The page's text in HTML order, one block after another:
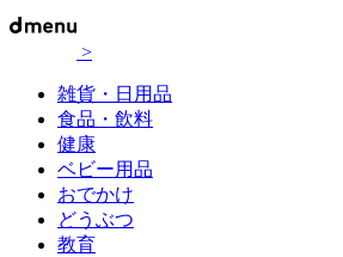
>
雑貨・日用品
食品・飲料
健康
ベビー用品
おでかけ
どうぶつ
教育